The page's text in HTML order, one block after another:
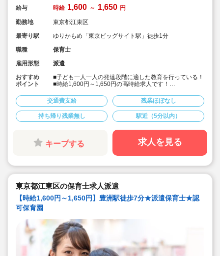
給与 時給 1,600 ～ 1,650 円
勤務地
東京都江東区
最寄り駅
ゆりかもめ「東京ビッグサイト駅」徒歩1分
職種
保育士
雇用形態
派遣
おすすめ
ポイント
■子ども一人一人の発達段階に適した教育を行っている！
■時給1,600円～1,650円の高時給求人です！
■自主性を鍛え、学びを深めた教育を行っている！
■国際展示場正門駅から徒歩1分の認可保育園です。駅チ
カで通いやすい！
■保育士専任のコンサルタントがあなたの派遣就業を安心
交通費支給 残業ほぼなし
持ち帰り残業無し 駅近（5分以内）
キープする 求人を見る
東京都江東区の保育士求人派遣
【時給1,600円～1,650円】豊洲駅徒歩7分★派遣保育士★認
可保育園